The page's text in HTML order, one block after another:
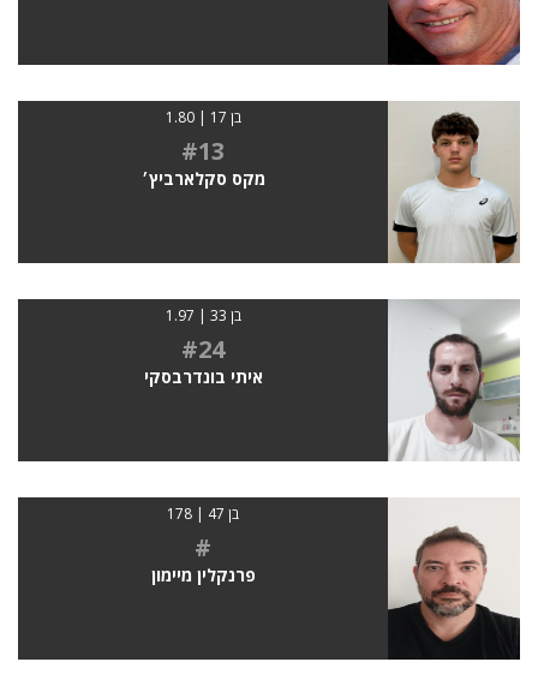
בן 17 | 1.80
#13
מקס סקלארביץ׳
בן 33 | 1.97
#24
איתי בונדרבסקי
בן 47 | 178
#
פרנקלין מיימון